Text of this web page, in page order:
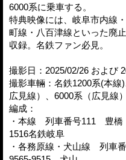
6000系に乗車する。
特典映像には、岐阜市内線
町線・八百津線といった廃
収録。名鉄ファン必見。
撮影日：2025/02/26 および
撮影車輛：名鉄1200系(本線
広見線）、6000系（広見線）
編成：
・本線 列車番号111 豊橋
1516名鉄岐阜
・各務原線・犬山線 列車